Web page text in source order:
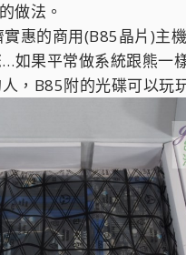
做法。
惠的商用(B85晶片)主
如果平常做系統跟熊一
，B85附的光碟可以玩